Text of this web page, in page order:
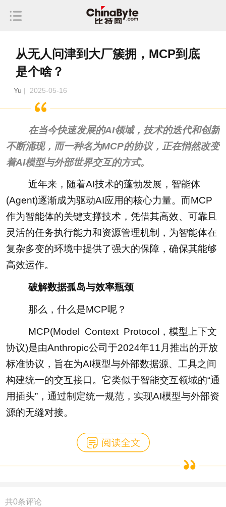
从无人问津到大厂簇拥，MCP到底
是个啥？
Yu | 2025-05-16
在当今快速发展的AI领域，技术的迭代和创新
不断涌现，而一种名为MCP的协议，正在悄然改变
着AI模型与外部世界交互的方式。
近年来，随着AI技术的蓬勃发展，智能体
(Agent)逐渐成为驱动AI应用的核心力量。而MCP
作为智能体的关键支撑技术，凭借其高效、可靠且
灵活的任务执行能力和资源管理机制，为智能体在
复杂多变的环境中提供了强大的保障，确保其能够
高效运作。
破解数据孤岛与效率瓶颈
那么，什么是MCP呢？
MCP(Model Context Protocol，模型上下文
协议)是由Anthropic公司于2024年11月推出的开放
标准协议，旨在为AI模型与外部数据源、工具之间
构建统一的交互接口。它类似于智能交互领域的“通
用插头”，通过制定统一规范，实现AI模型与外部资
源的无缝对接。
共0条评论